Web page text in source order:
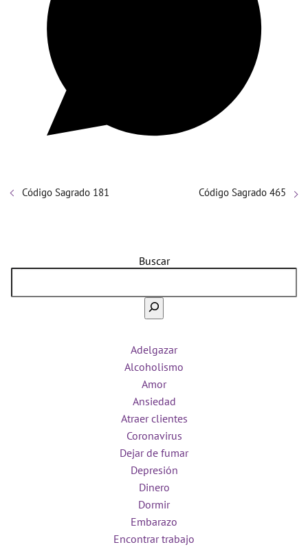
Código Sagrado 181 Código Sagrado 465
Buscar
Adelgazar
Alcoholismo
Amor
Ansiedad
Atraer clientes
Coronavirus
Dejar de fumar
Depresión
Dinero
Dormir
Embarazo
Encontrar trabajo